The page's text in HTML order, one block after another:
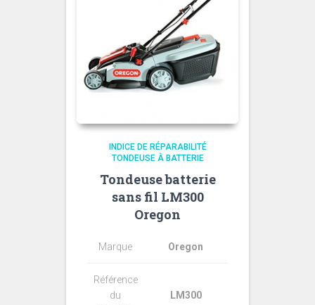
INDICE DE RÉPARABILITÉ
TONDEUSE À BATTERIE
Tondeuse batterie
sans fil LM300
Oregon
Marque Oregon
Référence
du
LM300